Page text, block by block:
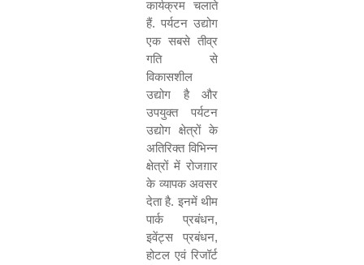
कार्यक्रम चलाते
हैं. पर्यटन उद्योग
एक सबसे तीव्र
गति से
विकासशील
उद्योग है और
उपयुक्त पर्यटन
उद्योग क्षेत्रों के
अतिरिक्त विभिन्न
क्षेत्रों में रोजग़ार
के व्यापक अवसर
देता है. इनमें थीम
पार्क प्रबंधन,
इवेंट्स प्रबंधन,
होटल एवं रिजॉर्ट